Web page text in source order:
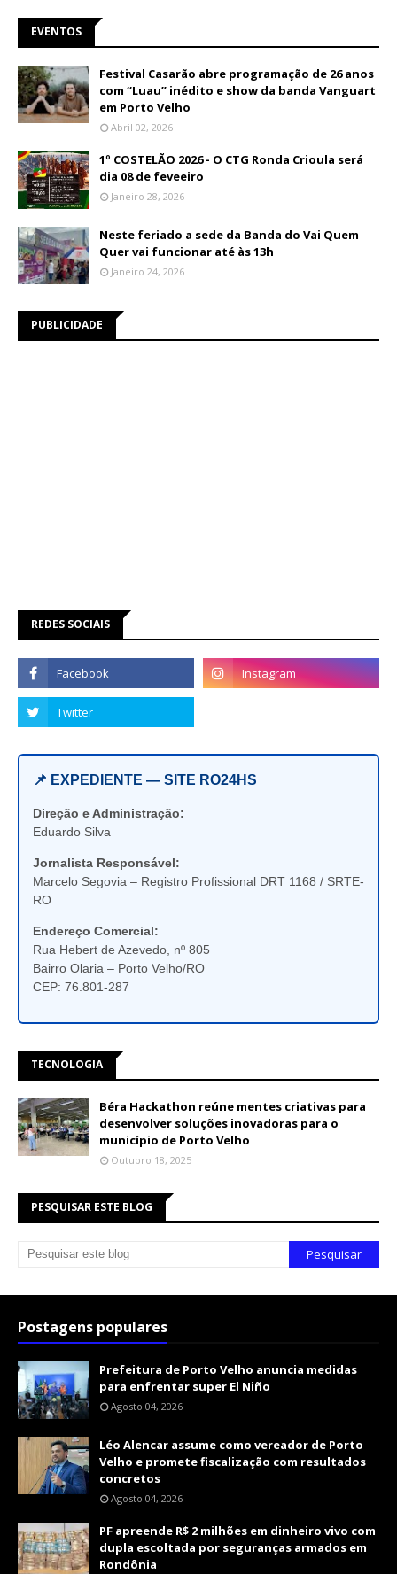
EVENTOS
Festival Casarão abre programação de 26 anos
com “Luau” inédito e show da banda Vanguart
em Porto Velho
Abril 02, 2026
1º COSTELÃO 2026 - O CTG Ronda Crioula será
dia 08 de feveeiro
Janeiro 28, 2026
Neste feriado a sede da Banda do Vai Quem
Quer vai funcionar até às 13h
Janeiro 24, 2026
PUBLICIDADE
REDES SOCIAIS
📌 EXPEDIENTE — SITE RO24HS
Direção e Administração:
Eduardo Silva
Jornalista Responsável:
Marcelo Segovia – Registro Profissional DRT 1168 / SRTE-
RO
Endereço Comercial:
Rua Hebert de Azevedo, nº 805
Bairro Olaria – Porto Velho/RO
CEP: 76.801-287
TECNOLOGIA
Béra Hackathon reúne mentes criativas para
desenvolver soluções inovadoras para o
município de Porto Velho
Outubro 18, 2025
PESQUISAR ESTE BLOG
Postagens populares
Prefeitura de Porto Velho anuncia medidas
para enfrentar super El Niño
Agosto 04, 2026
Léo Alencar assume como vereador de Porto
Velho e promete fiscalização com resultados
concretos
Agosto 04, 2026
PF apreende R$ 2 milhões em dinheiro vivo com
dupla escoltada por seguranças armados em
Rondônia